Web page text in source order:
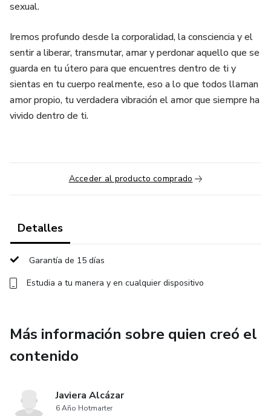
sexual.
Iremos profundo desde la corporalidad, la consciencia y el
sentir a liberar, transmutar, amar y perdonar aquello que se
guarda en tu útero para que encuentres dentro de ti y
sientas en tu cuerpo realmente, eso a lo que todos llaman
amor propio, tu verdadera vibración el amor que siempre ha
vivido dentro de ti.
Acceder al producto comprado
Detalles
Garantía de 15 días
Estudia a tu manera y en cualquier dispositivo
Más información sobre quien creó el
contenido
Javiera Alcázar
6 Año Hotmarter